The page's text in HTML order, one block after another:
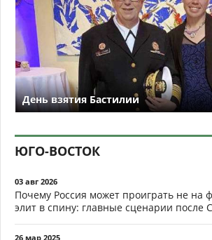
День взятия Бастилии
ЮГО-ВОСТОК
03 авг 2026
Почему Россия может проиграть не на
элит в спину: главные сценарии после
26 мар 2025